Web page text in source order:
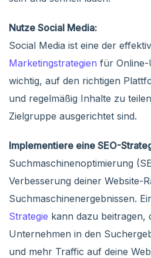
Nutze Social Media:
Social Media ist eine der
Marketingstrategien für Online-
wichtig, auf den richtigen
und regelmäßig Inhalte zu
Zielgruppe ausgerichtet sind.
Implementiere eine SEO-
Suchmaschinenoptimierung
Verbesserung deiner Website-
Suchmaschinenergebnissen.
Strategie kann dazu beitragen,
Unternehmen in den
und mehr Traffic auf deine